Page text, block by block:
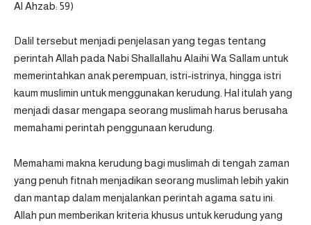
Al Ahzab: 59)
Dalil tersebut menjadi penjelasan yang tegas tentang
perintah Allah pada Nabi Shallallahu Alaihi Wa Sallam untuk
memerintahkan anak perempuan, istri-istrinya, hingga istri
kaum muslimin untuk menggunakan kerudung. Hal itulah yang
menjadi dasar mengapa seorang muslimah harus berusaha
memahami perintah penggunaan kerudung.
Memahami makna kerudung bagi muslimah di tengah zaman
yang penuh fitnah menjadikan seorang muslimah lebih yakin
dan mantap dalam menjalankan perintah agama satu ini.
Allah pun memberikan kriteria khusus untuk kerudung yang